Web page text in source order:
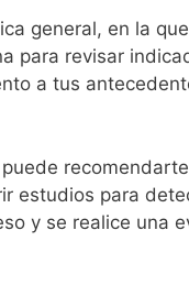
general, en la
para revisar
a tus
estudios para
y se realice una